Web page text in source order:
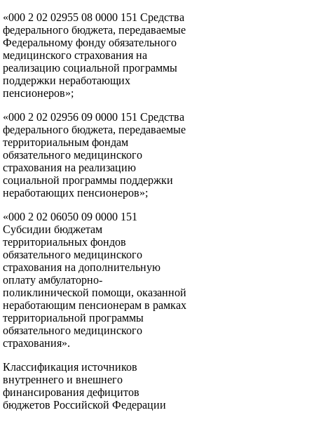
«000 2 02 02955 08 0000 151 Средства
федерального бюджета, передаваемые
Федеральному фонду обязательного
медицинского страхования на
реализацию социальной программы
поддержки неработающих
пенсионеров»;
«000 2 02 02956 09 0000 151 Средства
федерального бюджета, передаваемые
территориальным фондам
обязательного медицинского
страхования на реализацию
социальной программы поддержки
неработающих пенсионеров»;
«000 2 02 06050 09 0000 151
Субсидии бюджетам
территориальных фондов
обязательного медицинского
страхования на дополнительную
оплату амбулаторно-
поликлинической помощи, оказанной
неработающим пенсионерам в рамках
территориальной программы
обязательного медицинского
страхования».
Классификация источников
внутреннего и внешнего
финансирования дефицитов
бюджетов Российской Федерации